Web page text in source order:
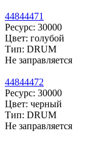
44844471
Ресурс: 30000
Цвет: голубой
Тип: DRUM
Не заправляется
44844472
Ресурс: 30000
Цвет: черный
Тип: DRUM
Не заправляется